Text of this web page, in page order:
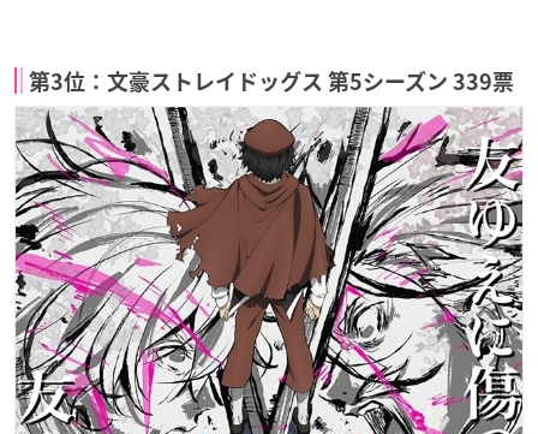
第3位：文豪ストレイドッグス 第5シーズン 339票